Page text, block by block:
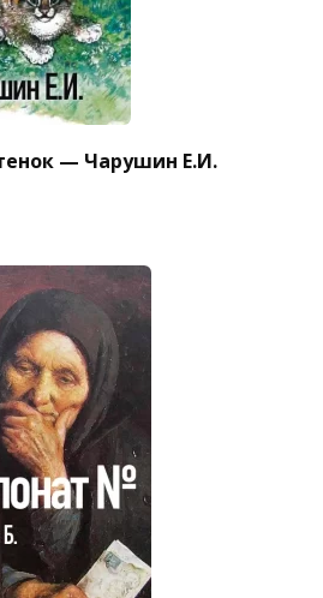
— Чарушин Е.И.